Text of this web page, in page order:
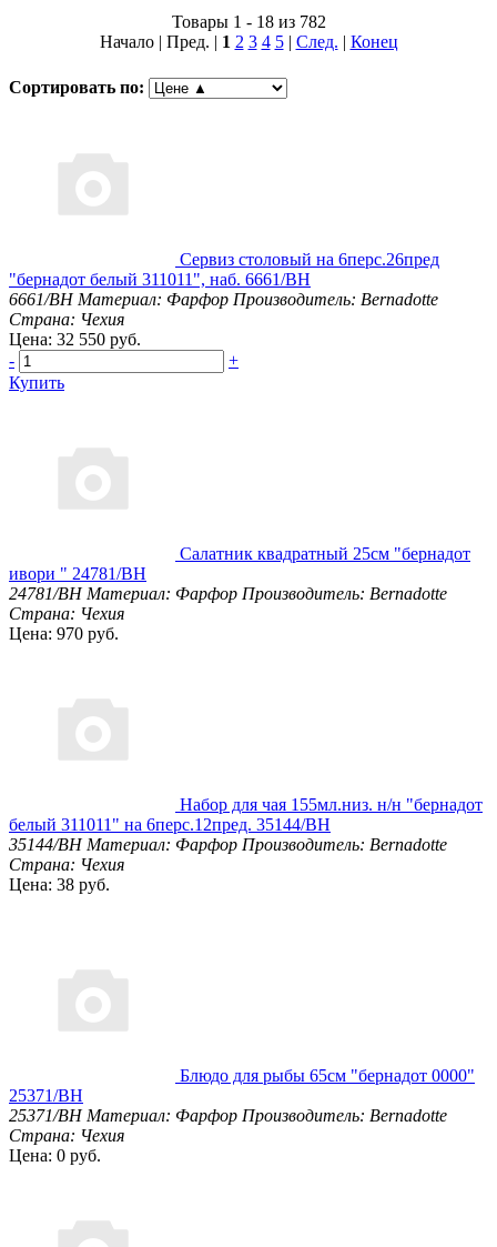
Товары 1 - 18 из 782
Начало | Пред. | 1 2 3 4 5| След. | Конец
Сортировать по:
Сервиз столовый на 6перс.26пред
"бернадот белый 311011", наб. 6661/BH
6661/BH Материал: Фарфор Производитель: Bernadotte
Страна: Чехия
Цена: 32 550 руб.
-
+
Купить
Салатник квадратный 25см "бернадот
ивори " 24781/BH
24781/BH Материал: Фарфор Производитель: Bernadotte
Страна: Чехия
Цена: 970 руб.
Набор для чая 155мл.низ. н/н "бернадот
белый 311011" на 6перс.12пред. 35144/BH
35144/BH Материал: Фарфор Производитель: Bernadotte
Страна: Чехия
Цена: 38 руб.
Блюдо для рыбы 65см "бернадот 0000"
25371/BH
25371/BH Материал: Фарфор Производитель: Bernadotte
Страна: Чехия
Цена: 0 руб.